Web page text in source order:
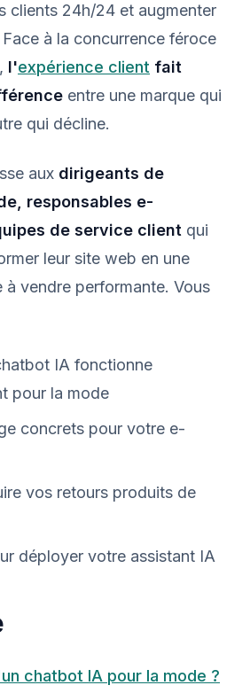
clients 24h/24 et augmenter
à la concurrence féroce
l'expérience client fait
entre une marque qui
qui décline.
aux dirigeants de
responsables e-
de service client qui
leur site web en une
à vendre performante. Vous
IA fonctionne
pour la mode
concrets pour votre e-
vos retours produits de
déployer votre assistant IA
chatbot IA pour la mode ?